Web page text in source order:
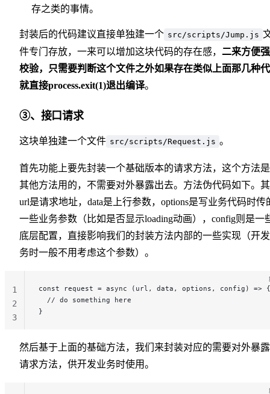
存之类的事情。
封装后的代码建议直接单独建一个 src/scripts/Jump.js
件专门存放，一来可以增加这块代码的存在感， 二来方便
校验，只需要判断这个文件之外如果存在类似上面那几种
就直接process.exit(1)退出编译。
③、接口请求
这块单独建一个文件 src/scripts/Request.js 。
首先功能上要先封装一个基础版本的请求方法，这个方法
其他方法用的，不需要对外暴露出去。方法伪代码如下。
url是请求地址，data是上行参数，options是写业务代码时传
一些业务参数（比如是否显示loading动画），config则是一
底层配置，直接影响我们的封装方法内部的一些实现（开
务时一般不用考虑这个参数）。
const request = async (url, data, options, config) => {
  // do something here
}
1
2
3
然后基于上面的基础方法，我们来封装对应的需要对外暴
请求方法，供开发业务时使用。